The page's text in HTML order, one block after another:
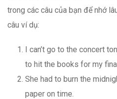
trong các câu của bạn để nhớ
câu ví dụ:
I can’t go to the concert
to hit the books for my
She had to burn the
paper on time.